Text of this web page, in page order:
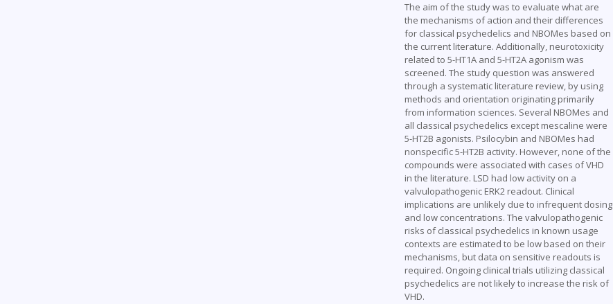
The aim of the study was to evaluate what are
the mechanisms of action and their differences
for classical psychedelics and NBOMes based on
the current literature. Additionally, neurotoxicity
related to 5-HT1A and 5-HT2A agonism was
screened. The study question was answered
through a systematic literature review, by using
methods and orientation originating primarily
from information sciences. Several NBOMes and
all classical psychedelics except mescaline were
5-HT2B agonists. Psilocybin and NBOMes had
nonspecific 5-HT2B activity. However, none of the
compounds were associated with cases of VHD
in the literature. LSD had low activity on a
valvulopathogenic ERK2 readout. Clinical
implications are unlikely due to infrequent dosing
and low concentrations. The valvulopathogenic
risks of classical psychedelics in known usage
contexts are estimated to be low based on their
mechanisms, but data on sensitive readouts is
required. Ongoing clinical trials utilizing classical
psychedelics are not likely to increase the risk of
VHD.